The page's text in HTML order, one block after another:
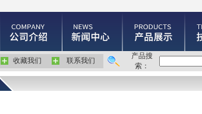
收藏我们 联系我们
产品搜
索：